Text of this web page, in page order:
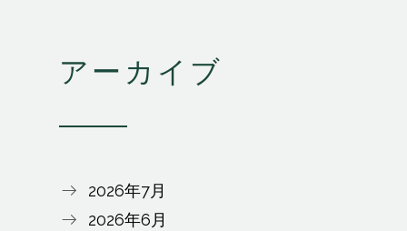
アーカイブ
2026年7月
2026年6月